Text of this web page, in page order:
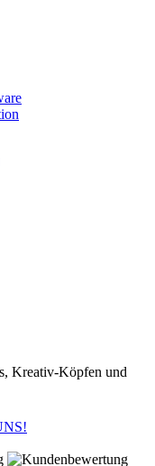
Kreativ-Köpfen und